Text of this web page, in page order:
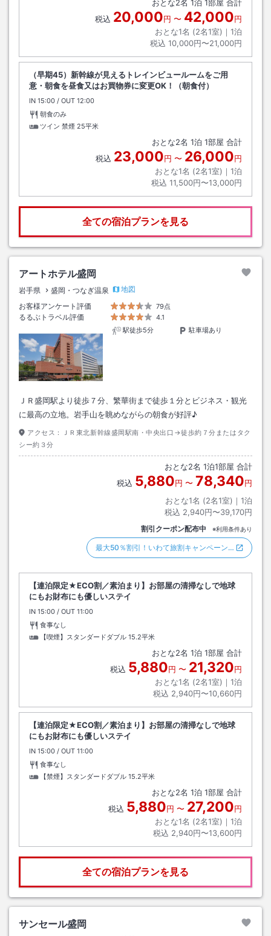
おとな2名 1泊 1部屋 合計
税込 20,000円 〜 42,000円
おとな1名 (2名1室)｜ 1泊
税込 10,000円〜21,000円
（早期45）新幹線が見えるトレインビュールームをご用
意・朝食を昼食又はお買物券に変更OK！（朝食付）
IN チェックイン
15:00 / OUT チェックアウト
12:00
朝食のみ
ツイン 禁煙 25平米
おとな2名 1泊 1部屋 合計
税込 23,000円 〜 26,000円
おとな1名 (2名1室)｜ 1泊
税込 11,500円〜13,000円
全ての宿泊プランを見る
アートホテル盛岡
岩手県 盛岡・つなぎ温泉
地図
お客様アンケート評価
79点
るるぶトラベル評価
4.1
駅徒歩5分
駐車場あり
ＪＲ盛岡駅より徒歩７分、繁華街まで徒歩１分とビジネス・観光
に最高の立地。岩手山を眺めながらの朝食が好評♪
アクセス：
ＪＲ東北新幹線盛岡駅南・中央出口→徒歩約７分またはタク
シー約３分
おとな2名 1泊1部屋 合計
税込 5,880円 〜 78,340円
おとな1名 (2名1室)｜ 1泊
税込 2,940円〜39,170円
割引クーポン配布中 ※利用条件あり
最大50％割引！いわて旅割キャンペーン…
【連泊限定★ECO割／素泊まり】お部屋の清掃なしで地球
にもお財布にも優しいステイ
IN チェックイン
15:00 / OUT チェックアウト
11:00
食事なし
【喫煙】スタンダードダブル 15.2平米
おとな2名 1泊 1部屋 合計
税込 5,880円 〜 21,320円
おとな1名 (2名1室)｜ 1泊
税込 2,940円〜10,660円
【連泊限定★ECO割／素泊まり】お部屋の清掃なしで地球
にもお財布にも優しいステイ
IN チェックイン
15:00 / OUT チェックアウト
11:00
食事なし
【禁煙】スタンダードダブル 15.2平米
おとな2名 1泊 1部屋 合計
税込 5,880円 〜 27,200円
おとな1名 (2名1室)｜ 1泊
税込 2,940円〜13,600円
全ての宿泊プランを見る
サンセール盛岡